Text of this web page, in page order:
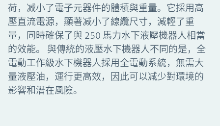
荷，减小了電子元器件的體積與重量。它採用高
壓直流電源，顯著减小了線纜尺寸，減輕了重
量，同時確保了與 250 馬力水下液壓機器人相當
的效能。 與傳統的液壓水下機器人不同的是，全
電動工作級水下機器人採用全電動系統，無需大
量液壓油，運行更高效，因此可以减少對環境的
影響和潛在風險。